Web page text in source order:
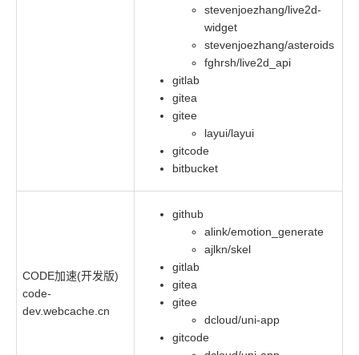
stevenjoezhang/live2d-
widget
stevenjoezhang/asteroids
fghrsh/live2d_api
gitlab
gitea
gitee
layui/layui
gitcode
bitbucket
CODE加速(开发版)
code-
dev.webcache.cn
github
alink/emotion_generate
ajlkn/skel
gitlab
gitea
gitee
dcloud/uni-app
gitcode